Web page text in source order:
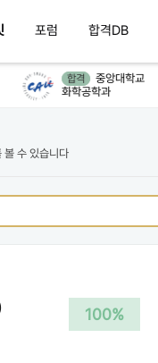
포럼 합격DB
합격
중앙대학교
화학공학과
볼 수 있습니다
100%